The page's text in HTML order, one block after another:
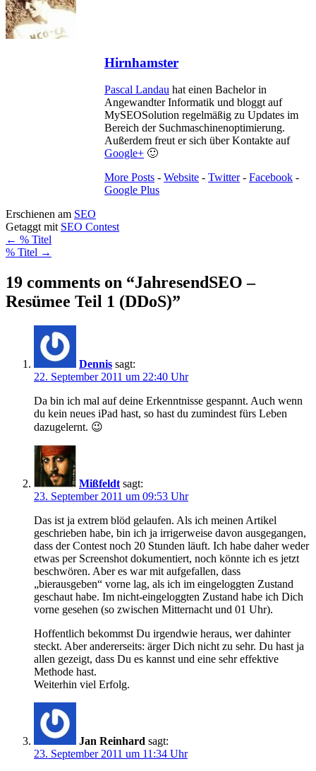
Hirnhamster
Pascal Landau hat einen Bachelor in
Angewandter Informatik und bloggt auf
MySEOSolution regelmäßig zu Updates im
Bereich der Suchmaschinenoptimierung.
Außerdem freut er sich über Kontakte auf
Google+ 🙂
More Posts - Website - Twitter- Facebook -
Google Plus
Erschienen am SEO
Getaggt mit SEO Contest
Artikelnavigation
← % Titel
% Titel →
19 comments on “JahresendSEO –
Resümee Teil 1 (DDoS)”
Dennis sagt:
22. September 2011 um 22:40 Uhr
Da bin ich mal auf deine Erkenntnisse gespannt. Auch wenn
du kein neues iPad hast, so hast du zumindest fürs Leben
dazugelernt. 😉
Mißfeldt sagt:
23. September 2011 um 09:53 Uhr
Das ist ja extrem blöd gelaufen. Als ich meinen Artikel
geschrieben habe, bin ich ja irrigerweise davon ausgegangen,
dass der Contest noch 20 Stunden läuft. Ich habe daher weder
etwas per Screenshot dokumentiert, noch könnte ich es jetzt
beschwören. Aber es war mit aufgefallen, dass
„bierausgeben“ vorne lag, als ich im eingeloggten Zustand
geschaut habe. Im nicht-eingeloggten Zustand habe ich Dich
vorne gesehen (so zwischen Mitternacht und 01 Uhr).
Hoffentlich bekommst Du irgendwie heraus, wer dahinter
steckt. Aber andererseits: ärger Dich nicht zu sehr. Du hast ja
allen gezeigt, dass Du es kannst und eine sehr effektive
Methode hast.
Weiterhin viel Erfolg.
Jan Reinhard sagt:
23. September 2011 um 11:34 Uhr